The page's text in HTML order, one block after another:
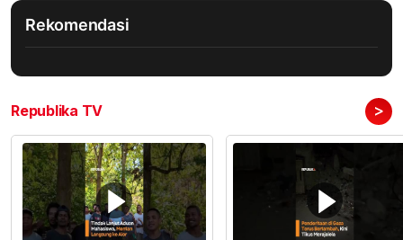
Rekomendasi
Republika TV >